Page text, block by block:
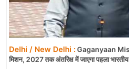
Delhi / New Delhi :Gaganyaan
मिशन, 2027 तक अंतरिक्ष में जाएगा पहला